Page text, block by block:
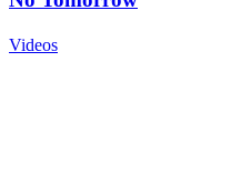
Videos